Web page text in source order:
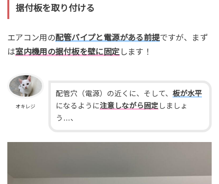
据付板を取り付ける
エアコン用の配管パイプと電源がある前提ですが、まず
は室内機用の据付板を壁に固定 します！
オキレジ
配管穴（電源）の近くに、そして、 板が水平
になるように注意しながら固定しましょ
う…、